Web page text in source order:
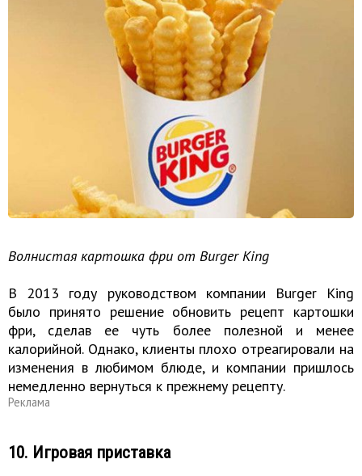
Волнистая картошка фри от Burger King
В 2013 году руководством компании Burger King
было принято решение обновить рецепт картошки
фри, сделав ее чуть более полезной и менее
калорийной. Однако, клиенты плохо отреагировали на
изменения в любимом блюде, и компании пришлось
немедленно вернуться к прежнему рецепту.
Реклама
10. Игровая приставка